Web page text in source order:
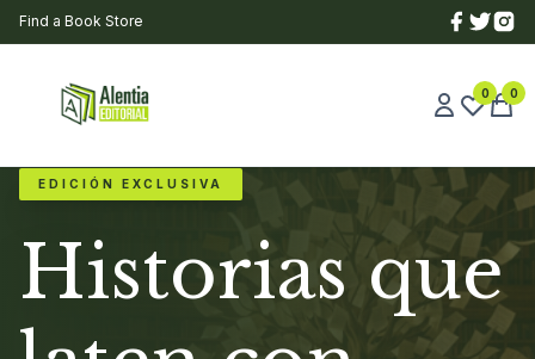
Find a Book Store
0 0
EDICIÓN EXCLUSIVA
Historias que